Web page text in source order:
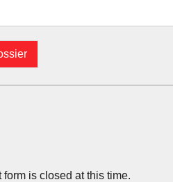
form is closed at this time.